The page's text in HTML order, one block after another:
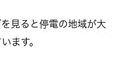
見ると停電の地域が大
ます。